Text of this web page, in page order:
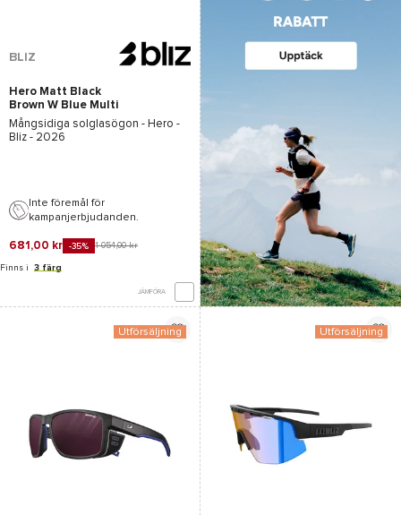
BLIZ
Hero Matt Black
Brown W Blue Multi
Mångsidiga solglasögon - Hero -
Bliz - 2026
Inte föremål för
kampanjerbjudanden.
681,00 kr -35% 1 054,00 kr
Finns i 3 färg
JÄMFÖRA
Utförsäljning Utförsäljning